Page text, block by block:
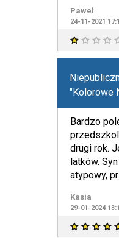
Paweł
24-11-2021
"Kolorowe
Bardzo
drugi rok.
latków.
atypowy,
terapeut
Kasia
29-01-2024